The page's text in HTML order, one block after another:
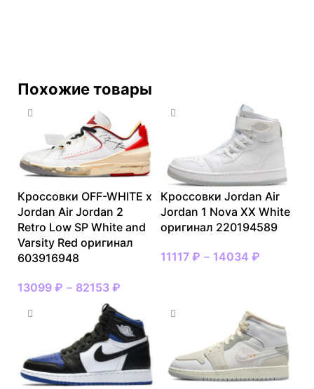
Похожие товары
Кроссовки OFF-WHITE x
Jordan Air Jordan 2
Retro Low SP White and
Varsity Red оригинал
603916948
13099 ₽ – 82153 ₽
Кроссовки Jordan Air
Jordan 1 Nova XX White
оригинал 220194589
11117 ₽ – 14034 ₽